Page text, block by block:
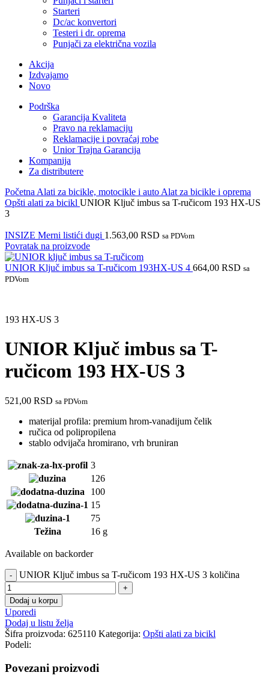
Starteri
Dc/ac konvertori
Testeri i dr. oprema
Punjači za električna vozila
Akcija
Izdvajamo
Novo
Podrška
Garancija Kvaliteta
Pravo na reklamaciju
Reklamacije i povraćaj robe
Unior Trajna Garancija
Kompanija
Za distributere
Početna Alati za bicikle, motocikle i auto Alat za bicikle i oprema
Opšti alati za bicikl UNIOR Ključ imbus sa T-ručicom 193 HX-US
3
INSIZE Merni listići dugi 1.563,00 RSD sa PDVom
Povratak na proizvode
UNIOR Ključ imbus sa T-ručicom 193HX-US 4 664,00 RSD sa
PDVom
193 HX-US 3
UNIOR Ključ imbus sa T-
ručicom 193 HX-US 3
521,00 RSD sa PDVom
materijal profila: premium hrom-vanadijum čelik
ručica od polipropilena
stablo odvijača hromirano, vrh bruniran
3
126
100
15
75
Težina
16 g
Available on backorder
UNIOR Ključ imbus sa T-ručicom 193 HX-US 3 količina
Dodaj u korpu
Uporedi
Dodaj u listu želja
Šifra proizvoda: 625110 Kategorija: Opšti alati za bicikl
Podeli:
Povezani proizvodi